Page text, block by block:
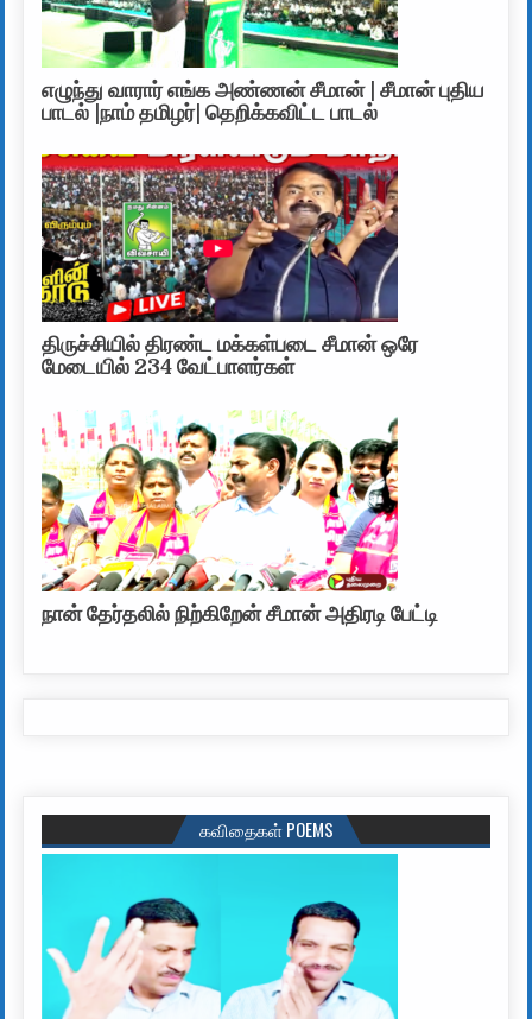
எழுந்து வாரார் எங்க அண்ணன் சீமான் | சீமான் புதிய
பாடல் |நாம் தமிழர்| தெறிக்கவிட்ட பாடல்
திருச்சியில் திரண்ட மக்கள்படை சீமான் ஒரே
மேடையில் 234 வேட்பாளர்கள்
நான் தேர்தலில் நிற்கிறேன் சீமான் அதிரடி பேட்டி
கவிதைகள் POEMS